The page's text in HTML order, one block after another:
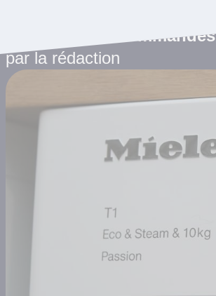
Les articles recommandés
par la rédaction